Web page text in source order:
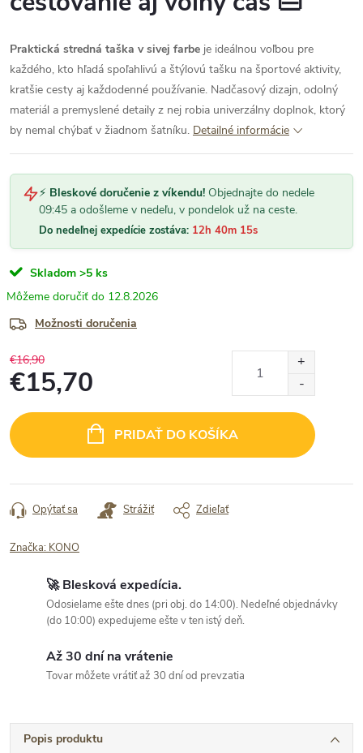
Praktická stredná taška v sivej farbe je ideálnou voľbou pre
každého, kto hľadá spoľahlivú a štýlovú tašku na športové aktivity,
kratšie cesty aj každodenné používanie. Nadčasový dizajn, odolný
materiál a premyslené detaily z nej robia univerzálny doplnok, ktorý
by nemal chýbať v žiadnom šatníku. Detailné informácie
⚡ Bleskové doručenie z víkendu! Objednajte do nedele
09:45 a odošleme v nedeľu, v pondelok už na ceste.
Do nedeľnej expedície zostáva: 12h 40m 14s
Skladom >5 ks
12.8.2026
Možnosti doručenia
€16,90
€15,70
cena:
PRIDAŤ DO KOŠÍKA
Opýtať sa Strážiť Zdieľať
Značka: KONO
🚀 Blesková expedícia.
Odosielame ešte dnes (pri obj. do 14:00). Nedeľné objednávky
(do 10:00) expedujeme ešte v ten istý deň.
Až 30 dní na vrátenie
Tovar môžete vrátiť až 30 dní od prevzatia
Popis produktu